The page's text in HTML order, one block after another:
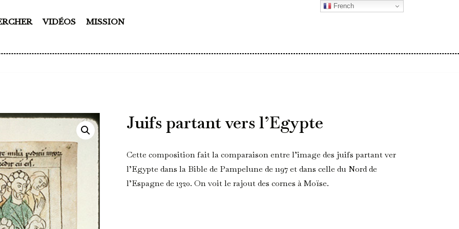
VIDÉOS MISSION
Juifs partant vers l’Egypte
Cette composition fait la comparaison entre l’image des juifs partant ver
l’Egypte dans la Bible de Pampelune de 1197 et dans celle du Nord de
l’Espagne de 1320. On voit le rajout des cornes à Moïse.
French